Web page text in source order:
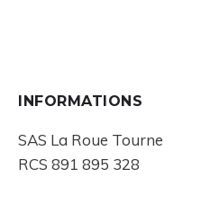
INFORMATIONS
SAS La Roue Tourne
RCS 891 895 328